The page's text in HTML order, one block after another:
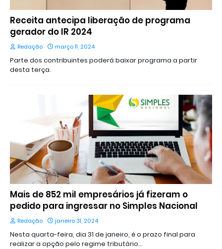
Receita antecipa liberação de programa
gerador do IR 2024
Redação março 11, 2024
Parte dos contribuintes poderá baixar programa a partir
desta terça.
Mais de 852 mil empresários já fizeram o
pedido para ingressar no Simples Nacional
Redação janeiro 31, 2024
Nesta quarta-feira, dia 31 de janeiro, é o prazo final para
realizar a opção pelo regime tributário…